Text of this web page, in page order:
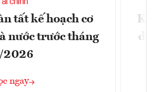
tất kế hoạch cơ
nước trước tháng
2026
ngay